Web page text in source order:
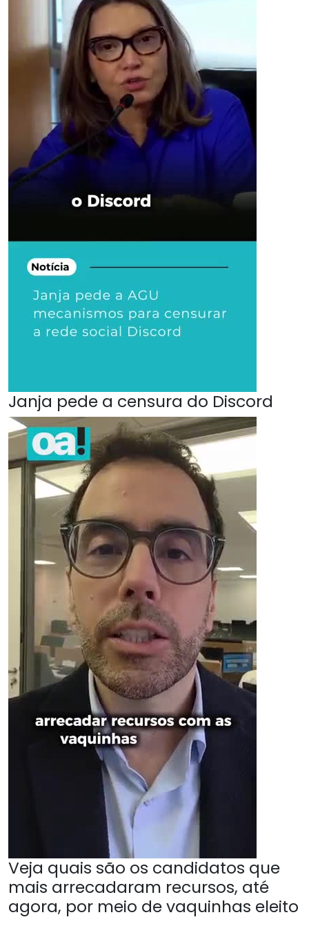
Janja pede a censura do Discord
Veja quais são os candidatos que
mais arrecadaram recursos, até
agora, por meio de vaquinhas eleito